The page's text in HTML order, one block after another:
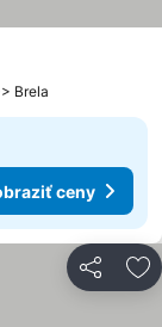
Brela
ceny
Zdieľať